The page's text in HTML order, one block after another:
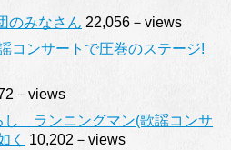
のみなさん 22,056－views
ンサートで圧巻のステージ!
－views
し ランニングマン(歌謡コンサ
く
10,202－views